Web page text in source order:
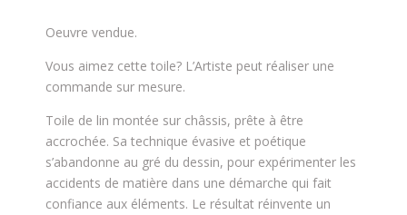
Oeuvre vendue.
Vous aimez cette toile? L’Artiste peut réaliser une
commande sur mesure.
Toile de lin montée sur châssis, prête à être
accrochée. Sa technique évasive et poétique
s’abandonne au gré du dessin, pour expérimenter les
accidents de matière dans une démarche qui fait
confiance aux éléments. Le résultat réinvente un